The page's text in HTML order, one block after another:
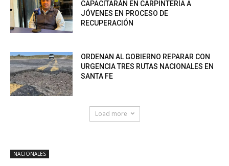
CAPACITARÁN EN CARPINTERÍA A
JÓVENES EN PROCESO DE
RECUPERACIÓN
ORDENAN AL GOBIERNO REPARAR CON
URGENCIA TRES RUTAS NACIONALES EN
SANTA FE
Load more